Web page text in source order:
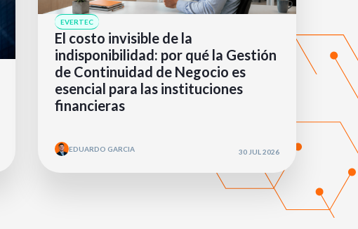
EVERTEC
El costo invisible de la
indisponibilidad: por qué la Gestión
de Continuidad de Negocio es
esencial para las instituciones
financieras
EDUARDO GARCIA 30 JUL 2026